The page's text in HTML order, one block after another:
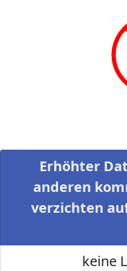
Erhöhter
anderen
verzichten
keine